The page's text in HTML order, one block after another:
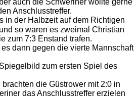
auch die Schweriner wollte gerne
Anschlusstreffer.
in der Halbzeit auf dem Richtigen
so waren es zweimal Christian
zum 7:3 Enstand trafen.
dann gegen die vierte Mannschaft
zum ersten Spiel des
die Güstrower mit 2:0 in
das Anschlusstreffer erzielen